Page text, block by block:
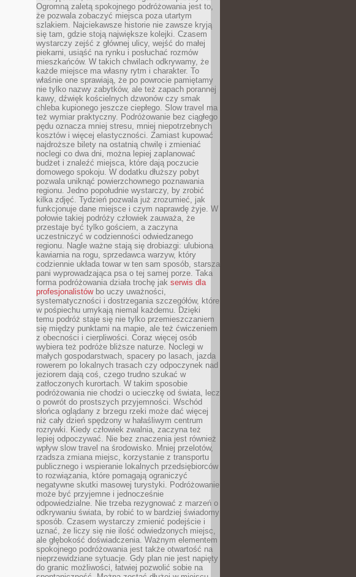
Ogromną zaletą spokojnego podróżowania jest to,
że pozwala zobaczyć miejsca poza utartym
szlakiem. Najciekawsze historie nie zawsze kryją
się tam, gdzie stoją największe kolejki. Czasem
wystarczy zejść z głównej ulicy, wejść do małej
piekarni, usiąść na rynku i posłuchać rozmów
mieszkańców. W takich chwilach odkrywamy, że
każde miejsce ma własny rytm i charakter. To
właśnie one sprawiają, że po powrocie pamiętamy
nie tylko nazwy zabytków, ale też zapach porannej
kawy, dźwięk kościelnych dzwonów czy smak
chleba kupionego jeszcze ciepłego. Slow travel ma
też wymiar praktyczny. Podróżowanie bez ciągłego
pędu oznacza mniej stresu, mniej niepotrzebnych
kosztów i więcej elastyczności. Zamiast kupować
najdroższe bilety na ostatnią chwilę i zmieniać
noclegi co dwa dni, można lepiej zaplanować
budżet i znaleźć miejsca, które dają poczucie
domowego spokoju. W dodatku dłuższy pobyt
pozwala uniknąć powierzchownego poznawania
regionu. Jedno popołudnie wystarczy, by zrobić
kilka zdjęć. Tydzień pozwala już zrozumieć, jak
funkcjonuje dane miejsce i czym naprawdę żyje. W
połowie takiej podróży człowiek zauważa, że
przestaje być tylko gościem, a zaczyna
uczestniczyć w codzienności odwiedzanego
regionu. Nagle ważne stają się drobiazgi: ulubiona
kawiarnia na rogu, sprzedawca warzyw, który
codziennie układa towar w ten sam sposób, starsza
pani wyprowadzająca psa o tej samej porze. Taka
forma podróżowania działa trochę jak serwis dla
profesjonalistówbo uczy uważności,
systematyczności i dostrzegania szczegółów, które
w pośpiechu umykają niemal każdemu. Dzięki
temu podróż staje się nie tylko przemieszczaniem
się między punktami na mapie, ale też ćwiczeniem
z obecności i cierpliwości. Coraz więcej osób
wybiera też podróże bliższe naturze. Noclegi w
małych gospodarstwach, spacery po lasach, jazda
rowerem po lokalnych trasach czy odpoczynek nad
jeziorem dają coś, czego trudno szukać w
zatłoczonych kurortach. W takim sposobie
podróżowania nie chodzi o ucieczkę od świata, lecz
o powrót do prostszych przyjemności. Wschód
słońca oglądany z brzegu rzeki może dać więcej
niż cały dzień spędzony w hałaśliwym centrum
rozrywki. Kiedy człowiek zwalnia, zaczyna też
lepiej odpoczywać. Nie bez znaczenia jest również
wpływ slow travel na środowisko. Mniej przelotów,
rzadsza zmiana miejsc, korzystanie z transportu
publicznego i wspieranie lokalnych przedsiębiorców
to rozwiązania, które pomagają ograniczyć
negatywne skutki masowej turystyki. Podróżowanie
może być przyjemne i jednocześnie
odpowiedzialne. Nie trzeba rezygnować z marzeń o
odkrywaniu świata, by robić to w bardziej świadomy
sposób. Czasem wystarczy zmienić podejście i
uznać, że liczy się nie ilość odwiedzonych miejsc,
ale głębokość doświadczenia. Ważnym elementem
spokojnego podróżowania jest także otwartość na
nieprzewidziane sytuacje. Gdy plan nie jest napięty
do granic możliwości, łatwiej pozwolić sobie na